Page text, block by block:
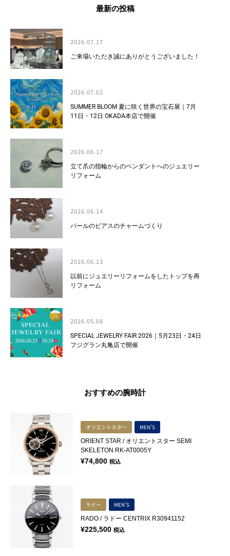
最新の投稿
2026.07.17
ご来場いただき誠にありがとうございました！
2026.07.02
SUMMER BLOOM 夏に咲く世界の宝石展｜7月
11日・12日 OKADA本店で開催
2026.06.17
立て爪の指輪からのペンダントへのジュエリー
リフォーム
2026.06.14
パールのピアスのチャームづくり
2026.06.13
以前にジュエリーリフォームをしたトップを再
リフォーム
2026.05.08
SPECIAL JEWELRY FAIR 2026｜5月23日・24日
フジグラン丸亀店で開催
おすすめの腕時計
オリエントスター MEN'S
ORIENT STAR / オリエントスター SEMI
SKELETON RK-AT0005Y
¥74,800 税込
ラドー MEN'S
RADO / ラドー CENTRIX R30941152
¥225,500 税込